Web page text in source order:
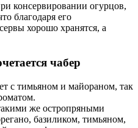
консервировании огурцов,
благодаря его
хорошо хранятся, а
чабер
с тимьяном и майораном, так
же остропряными
базиликом, тимьяном,